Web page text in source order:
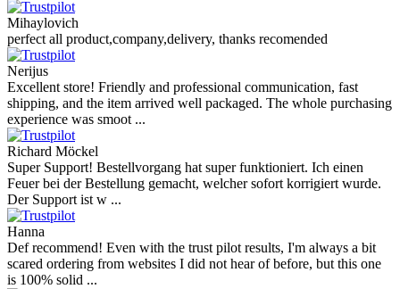
Mihaylovich
perfect all product,company,delivery, thanks recomended
Nerijus
Excellent store! Friendly and professional communication, fast
shipping, and the item arrived well packaged. The whole purchasing
experience was smoot ...
Richard Möckel
Super Support! Bestellvorgang hat super funktioniert. Ich einen
Feuer bei der Bestellung gemacht, welcher sofort korrigiert wurde.
Der Support ist w ...
Hanna
Def recommend! Even with the trust pilot results, I'm always a bit
scared ordering from websites I did not hear of before, but this one
is 100% solid ...